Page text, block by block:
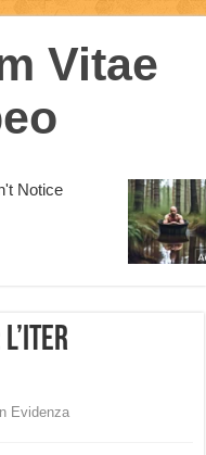
l’iter
In Evidenza